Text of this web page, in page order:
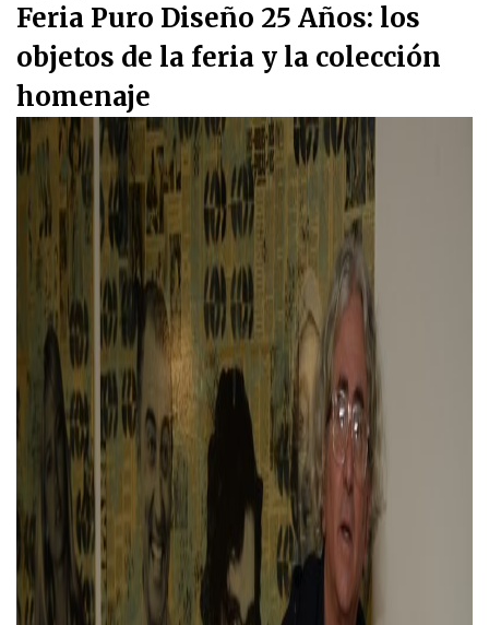
Feria Puro Diseño 25 Años: los
objetos de la feria y la colección
homenaje